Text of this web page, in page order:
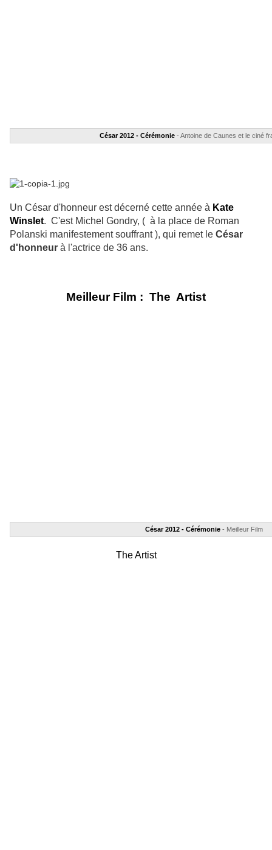
César 2012 - Cérémonie - Antoine de Caunes et le ciné
Un César d'honneur est décerné cette année à Kate
Winslet. C'est Michel Gondry, ( à la place de Roman
Polanski manifestement souffrant ), qui remet le César
d'honneur à l'actrice de 36 ans.
Meilleur Film : The Artist
César 2012 - Cérémonie - Meilleur Film
The Artist